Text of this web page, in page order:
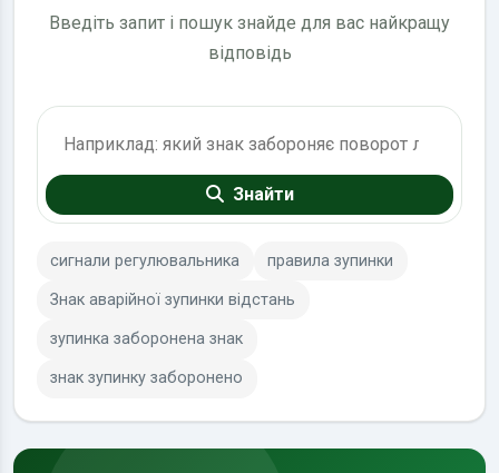
Введіть запит і пошук знайде для вас найкращу
відповідь
Знайти
сигнали регулювальника правила зупинки
Знак аварійної зупинки відстань
зупинка заборонена знак
знак зупинку заборонено